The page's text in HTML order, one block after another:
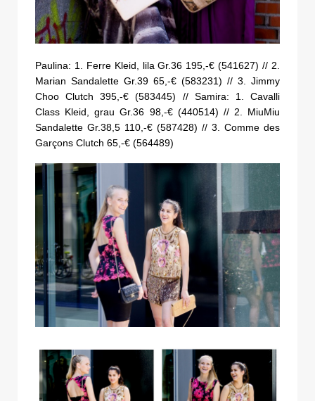
Paulina: 1. Ferre Kleid, lila Gr.36 195,-€ (541627) // 2.
Marian Sandalette Gr.39 65,-€ (583231) // 3. Jimmy
Choo Clutch 395,-€ (583445) // Samira: 1. Cavalli
Class Kleid, grau Gr.36 98,-€ (440514) // 2. MiuMiu
Sandalette Gr.38,5 110,-€ (587428) // 3. Comme des
Garçons Clutch 65,-€ (564489)